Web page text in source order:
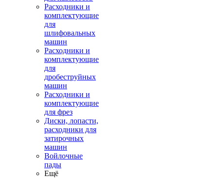
Расходники и
комплектующие
для
шлифовальных
машин
Расходники и
комплектующие
для
дробеструйных
машин
Расходники и
комплектующие
для фрез
Диски, лопасти,
расходники для
затирочных
машин
Войлочные
пады
Ещё